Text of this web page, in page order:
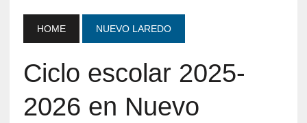
HOME NUEVO LAREDO
Ciclo escolar 2025-
2026 en Nuevo